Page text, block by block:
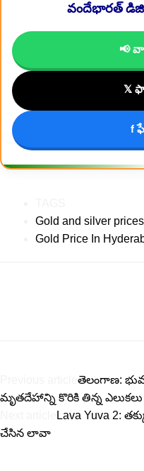
వందేభారత్
📢
𝕏
f
Gold and silver prices
Gold Price In
తెలంగాణ:
మృతదేహాన్ని కొరికి తిన్న ఎలుకలు
Lava Yuva 2:
చేసిన లావా